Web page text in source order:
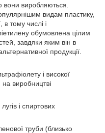
вони виробляються.
видам пластику,
в тому числі і
обумовлена цілим
завдяки яким він в
продукції.
і високої
виробництві
і спиртових
труби (близько